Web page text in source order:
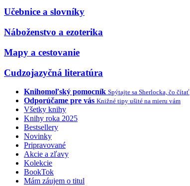
Učebnice a slovníky
Náboženstvo a ezoterika
Mapy a cestovanie
Cudzojazyčná literatúra
Knihomoľský pomocník Spýtajte sa Sherlocka, čo čítať
Odporúčame pre vás Knižné tipy ušité na mieru vám
Všetky knihy
Knihy roka 2025
Bestsellery
Novinky
Pripravované
Akcie a zľavy
Kolekcie
BookTok
Mám záujem o titul